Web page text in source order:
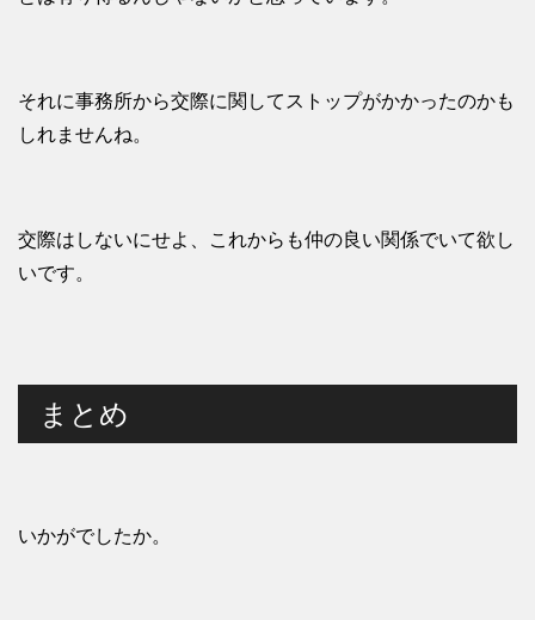
それに事務所から交際に関してストップがかかったのかも
しれませんね。
交際はしないにせよ、これからも仲の良い関係でいて欲し
いです。
まとめ
いかがでしたか。